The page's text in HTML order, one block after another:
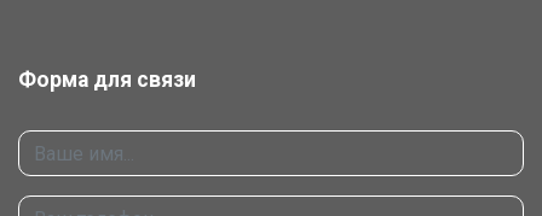
Форма для связи